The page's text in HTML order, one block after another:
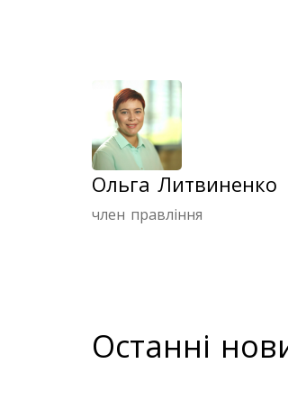
Ольга Литвиненко
член правління
Останні